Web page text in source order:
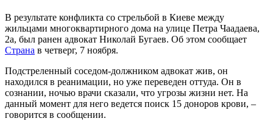
В результате конфликта со стрельбой в Киеве между
жильцами многоквартирного дома на улице Петра Чаадаева,
2а, был ранен адвокат Николай Бугаев. Об этом сообщает
Страна в четверг, 7 ноября.
Подстреленный соседом-должником адвокат жив, он
находился в реанимации, но уже переведен оттуда. Он в
сознании, ночью врачи сказали, что угрозы жизни нет. На
данный момент для него ведется поиск 15 доноров крови, –
говорится в сообщении.